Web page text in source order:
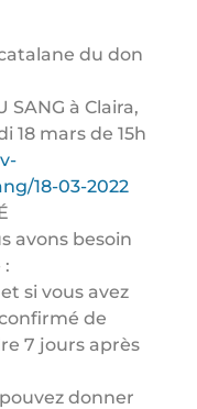
du don
SANG à Claira,
18 mars de 15h
18-03-2022
avons besoin
:
si vous avez
de
7 jours après
donner